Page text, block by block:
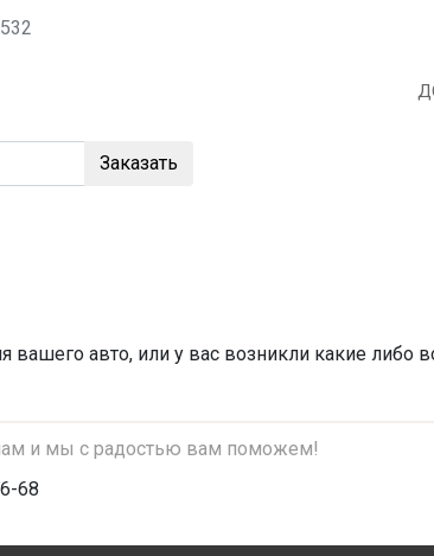
Заказать
вашего авто, или у вас возникли какие либо
нам и мы с радостью вам поможем!
68